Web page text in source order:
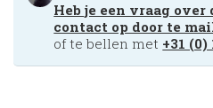
Heb je een vraag
contact op door te
of te bellen met +31 (0)